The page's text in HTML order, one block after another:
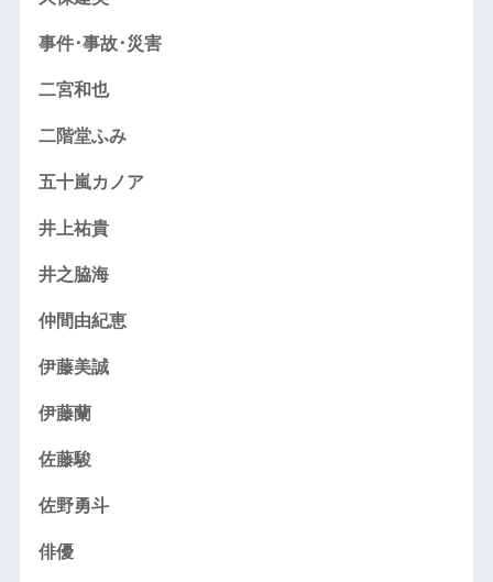
事件･事故･災害
二宮和也
二階堂ふみ
五十嵐カノア
井上祐貴
井之脇海
仲間由紀恵
伊藤美誠
伊藤蘭
佐藤駿
佐野勇斗
俳優